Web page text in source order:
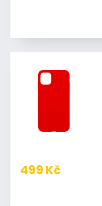
499 Kč